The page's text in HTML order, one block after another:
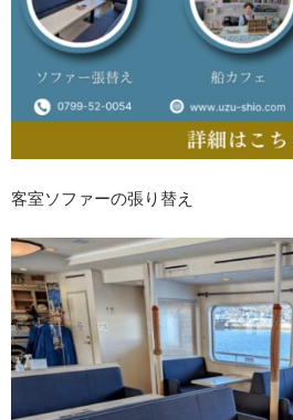
客室ソファーの張り替え